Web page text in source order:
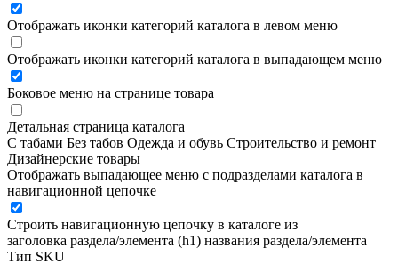
Отображать иконки категорий каталога в левом меню
Отображать иконки категорий каталога в выпадающем меню
Боковое меню на странице товара
Детальная страница каталога
С табами Без табов Одежда и обувь Строительство и ремонт
Дизайнерские товары
Отображать выпадающее меню с подразделами каталога в
навигационной цепочке
Строить навигационную цепочку в каталоге из
заголовка раздела/элемента (h1) названия раздела/элемента
Тип SKU